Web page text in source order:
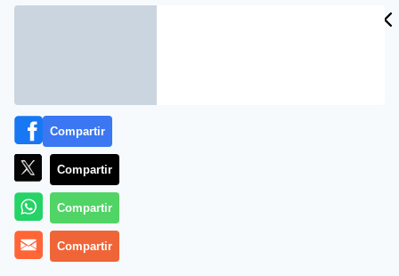
Compartir
Compartir
Compartir
Compartir